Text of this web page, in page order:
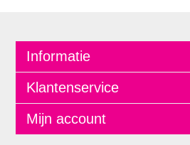
Informatie
Klantenservice
Mijn account